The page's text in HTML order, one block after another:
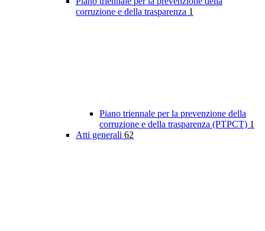
corruzione e della trasparenza 1
Piano triennale per la prevenzione della
corruzione e della trasparenza (PTPCT) 1
Atti generali 62